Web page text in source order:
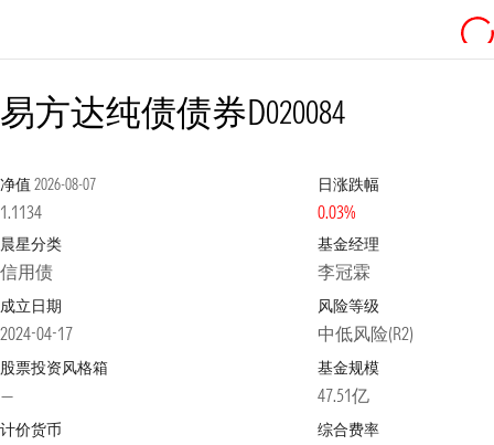
易方达纯债债券D020084
净值 2026-08-07
1.1134
日涨跌幅
0.03%
晨星分类
信用债
基金经理
李冠霖
成立日期
2024-04-17
风险等级
中低风险(R2)
股票投资风格箱
—
基金规模
47.51亿
计价货币 综合费率